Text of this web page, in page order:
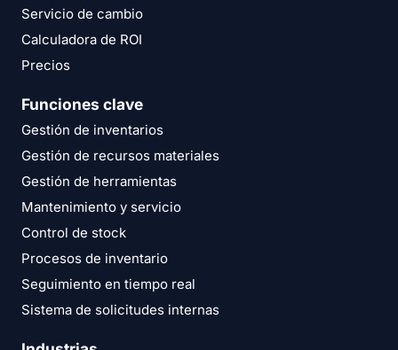
Servicio de cambio
Calculadora de ROI
Precios
Funciones clave
Gestión de inventarios
Gestión de recursos materiales
Gestión de herramientas
Mantenimiento y servicio
Control de stock
Procesos de inventario
Seguimiento en tiempo real
Sistema de solicitudes internas